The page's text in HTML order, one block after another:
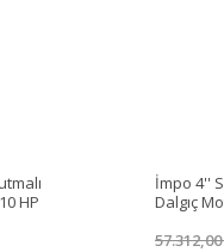
HP
İmpo 4''
Dalgıç